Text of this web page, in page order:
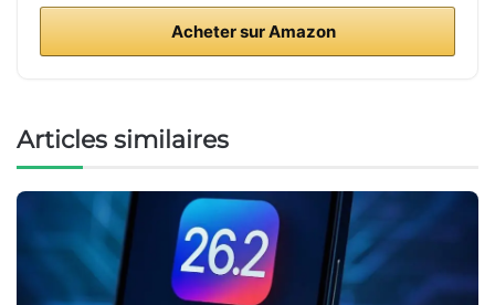
Acheter sur Amazon
Articles similaires